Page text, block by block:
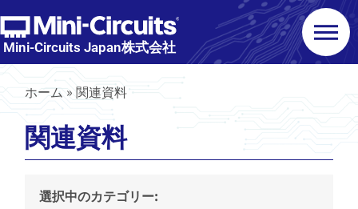
Mini-Circuits Japan株式会社
ホーム »関連資料
関連資料
選択中のカテゴリー: